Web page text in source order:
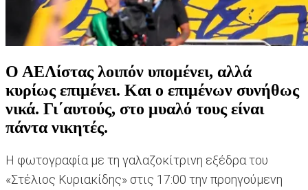
Ο ΑΕΛίστας λοιπόν υπομένει, αλλά
κυρίως επιμένει. Και ο επιμένων συνήθως
νικά. Γι΄αυτούς, στο μυαλό τους είναι
πάντα νικητές.
Η φωτογραφία με τη γαλαζοκίτρινη εξέδρα του
«Στέλιος Κυριακίδης» στις 17:00 την προηγούμενη